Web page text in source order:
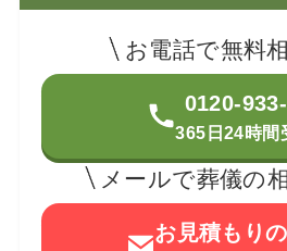
お電話で無料
0120-
365日24時間
メールで葬儀の
お見積もり